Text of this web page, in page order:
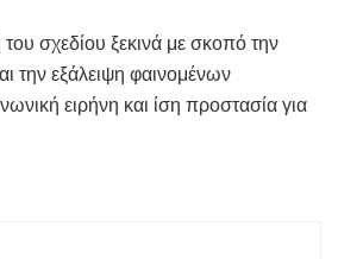
σχεδίου ξεκινά με σκοπό την
την εξάλειψη φαινομένων
ειρήνη και ίση προστασία για